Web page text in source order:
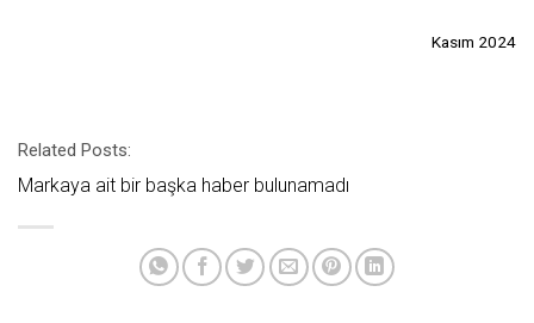
Kasım 2024
Related Posts:
Markaya ait bir başka haber bulunamadı